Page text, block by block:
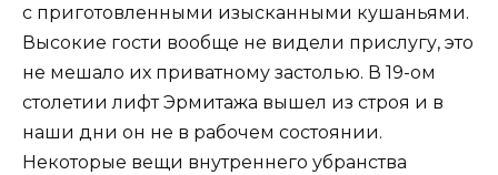
с приготовленными изысканными кушаньями.
Высокие гости вообще не видели прислугу, это
не мешало их приватному застолью. В 19-ом
столетии лифт Эрмитажа вышел из строя и в
наши дни он не в рабочем состоянии.
Некоторые вещи внутреннего убранства